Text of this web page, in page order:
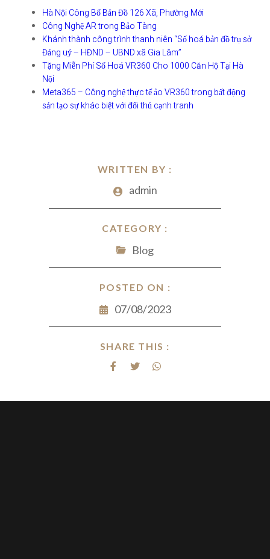
WRITTEN BY :
admin
CATEGORY :
Blog
POSTED ON :
07/08/2023
SHARE THIS :
Hà Nội Công Bố Bản Đồ 126 Xã, Phường Mới
Công Nghệ AR trong Bảo Tàng
Khánh thành công trình thanh niên “Số hoá bản đồ trụ sở
Đảng uỷ – HĐND – UBND xã Gia Lâm”
Tặng Miễn Phí Số Hoá VR360 Cho 1000 Căn Hộ Tại Hà
Nội
Meta365 – Công nghệ thực tế ảo VR360 trong bất động
sản tạo sự khác biệt với đối thủ cạnh tranh